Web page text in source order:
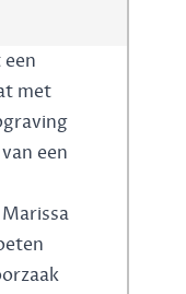
een
met
een